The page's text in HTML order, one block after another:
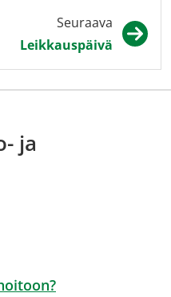
Seuraava
Leikkauspäivä
ja